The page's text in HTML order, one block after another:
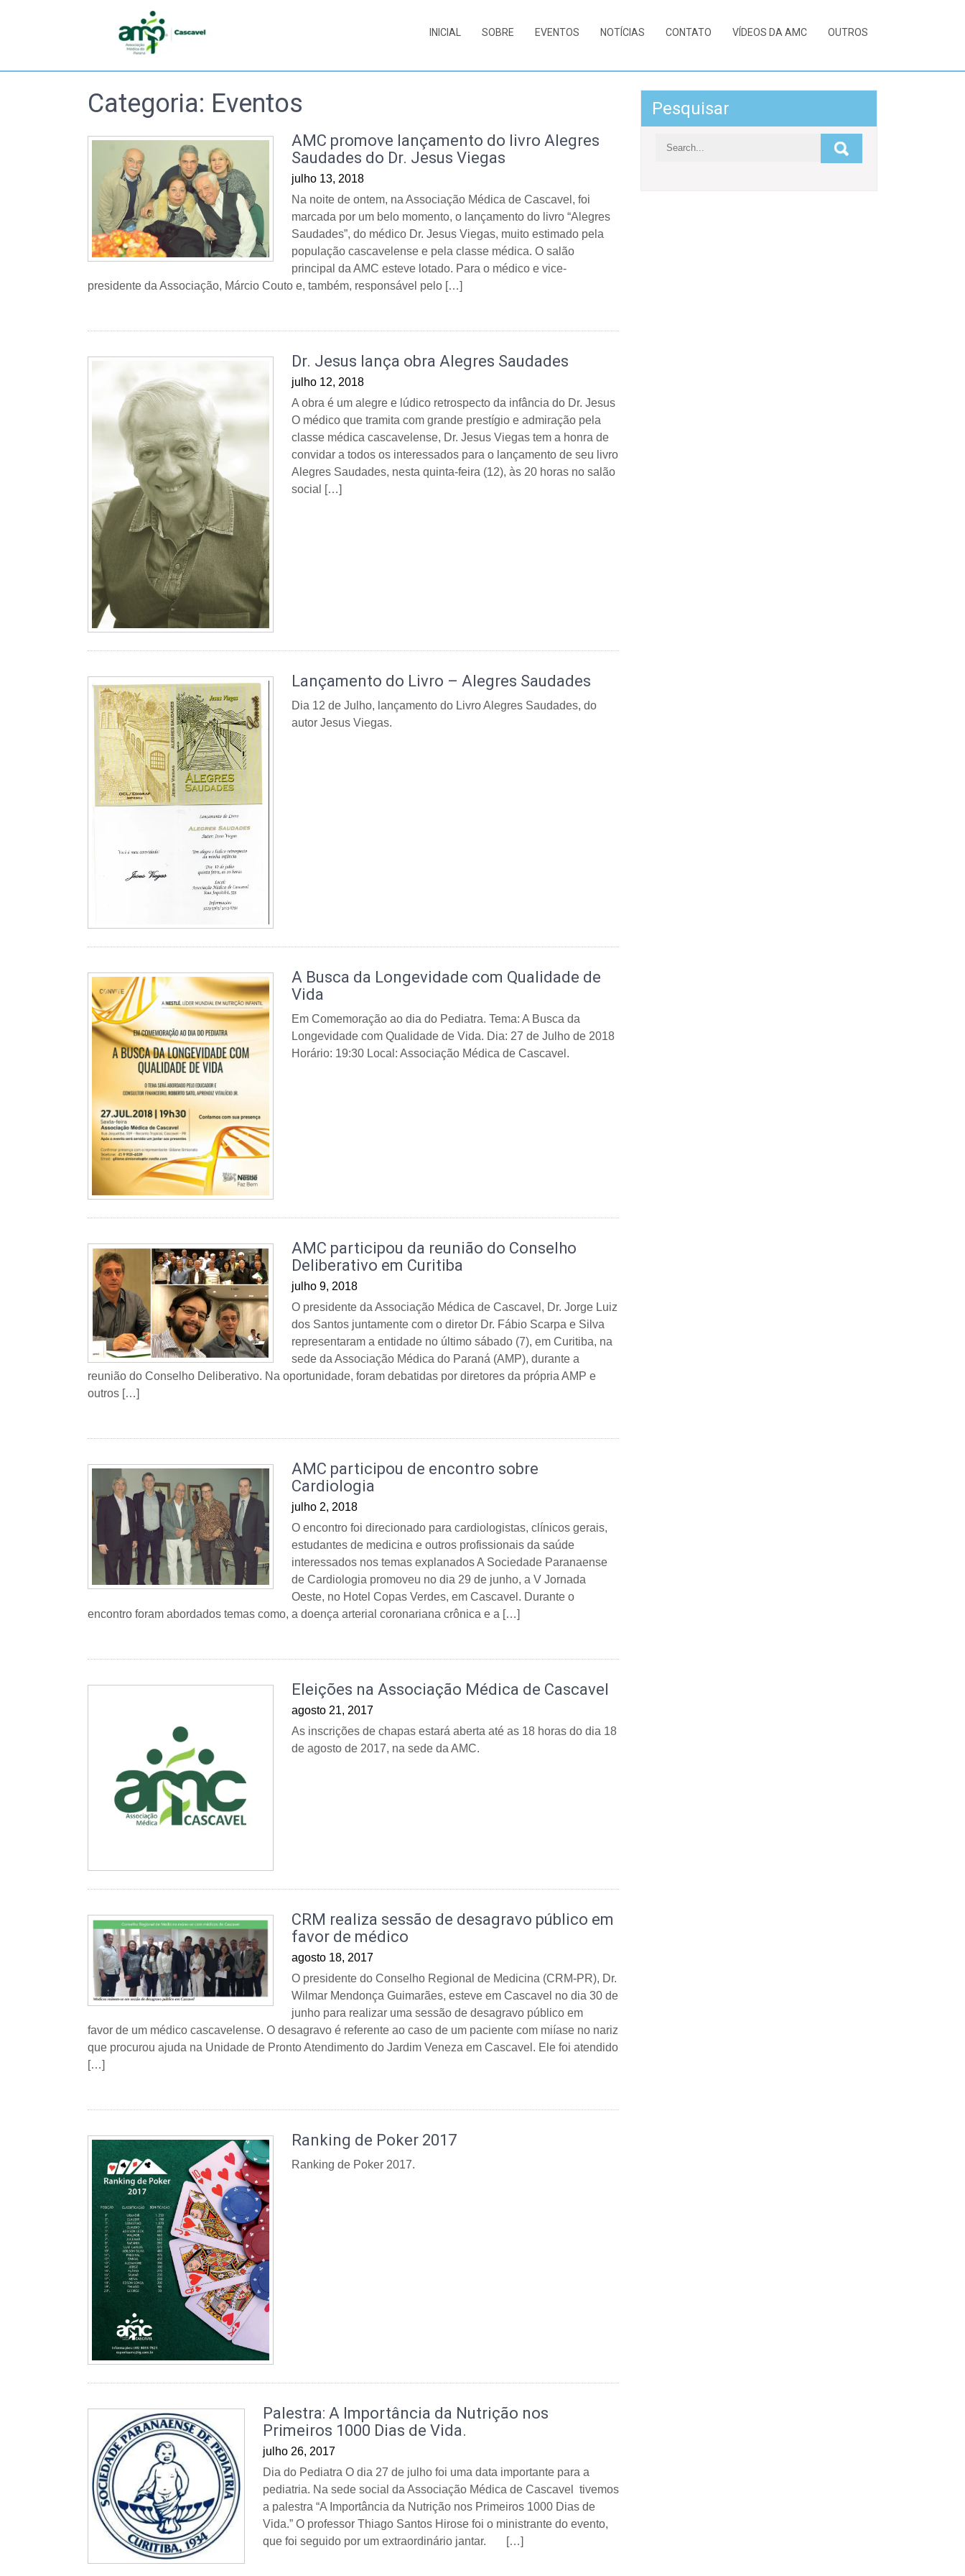
INICIAL SOBRE EVENTOS NOTÍCIAS CONTATO VÍDEOS DA AMC OUTROS
Categoria: Eventos
AMC promove lançamento do livro Alegres
Saudades do Dr. Jesus Viegas
julho 13, 2018
Na noite de ontem, na Associação Médica de Cascavel, foi
marcada por um belo momento, o lançamento do livro “Alegres
Saudades”, do médico Dr. Jesus Viegas, muito estimado pela
população cascavelense e pela classe médica. O salão
principal da AMC esteve lotado. Para o médico e vice-
presidente da Associação, Márcio Couto e, também, responsável pelo […]
Dr. Jesus lança obra Alegres Saudades
julho 12, 2018
A obra é um alegre e lúdico retrospecto da infância do Dr. Jesus
O médico que tramita com grande prestígio e admiração pela
classe médica cascavelense, Dr. Jesus Viegas tem a honra de
convidar a todos os interessados para o lançamento de seu livro
Alegres Saudades, nesta quinta-feira (12), às 20 horas no salão
social […]
Lançamento do Livro – Alegres Saudades
Dia 12 de Julho, lançamento do Livro Alegres Saudades, do
autor Jesus Viegas.
A Busca da Longevidade com Qualidade de
Vida
Em Comemoração ao dia do Pediatra. Tema: A Busca da
Longevidade com Qualidade de Vida. Dia: 27 de Julho de 2018
Horário: 19:30 Local: Associação Médica de Cascavel.
AMC participou da reunião do Conselho
Deliberativo em Curitiba
julho 9, 2018
O presidente da Associação Médica de Cascavel, Dr. Jorge Luiz
dos Santos juntamente com o diretor Dr. Fábio Scarpa e Silva
representaram a entidade no último sábado (7), em Curitiba, na
sede da Associação Médica do Paraná (AMP), durante a
reunião do Conselho Deliberativo. Na oportunidade, foram debatidas por diretores da própria AMP e
outros […]
AMC participou de encontro sobre
Cardiologia
julho 2, 2018
O encontro foi direcionado para cardiologistas, clínicos gerais,
estudantes de medicina e outros profissionais da saúde
interessados nos temas explanados A Sociedade Paranaense
de Cardiologia promoveu no dia 29 de junho, a V Jornada
Oeste, no Hotel Copas Verdes, em Cascavel. Durante o
encontro foram abordados temas como, a doença arterial coronariana crônica e a […]
Eleições na Associação Médica de Cascavel
agosto 21, 2017
As inscrições de chapas estará aberta até as 18 horas do dia 18
de agosto de 2017, na sede da AMC.
CRM realiza sessão de desagravo público em
favor de médico
agosto 18, 2017
O presidente do Conselho Regional de Medicina (CRM-PR), Dr.
Wilmar Mendonça Guimarães, esteve em Cascavel no dia 30 de
junho para realizar uma sessão de desagravo público em
favor de um médico cascavelense. O desagravo é referente ao caso de um paciente com miíase no nariz
que procurou ajuda na Unidade de Pronto Atendimento do Jardim Veneza em Cascavel. Ele foi atendido
[…]
Ranking de Poker 2017
Ranking de Poker 2017.
Palestra: A Importância da Nutrição nos
Primeiros 1000 Dias de Vida.
julho 26, 2017
Dia do Pediatra O dia 27 de julho foi uma data importante para a
pediatria. Na sede social da Associação Médica de Cascavel tivemos
a palestra “A Importância da Nutrição nos Primeiros 1000 Dias de
Vida.” O professor Thiago Santos Hirose foi o ministrante do evento,
que foi seguido por um extraordinário jantar. […]
Pesquisar